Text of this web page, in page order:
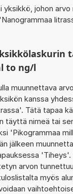
yksikkö, johon arvo
Nanogrammaa
to ng/l
muunnettava
kanssa
Tätä tapaa
täyttä nimeä tai
'Pikogrammaa
jälkeen
'Tiheys'.
arvon
myös